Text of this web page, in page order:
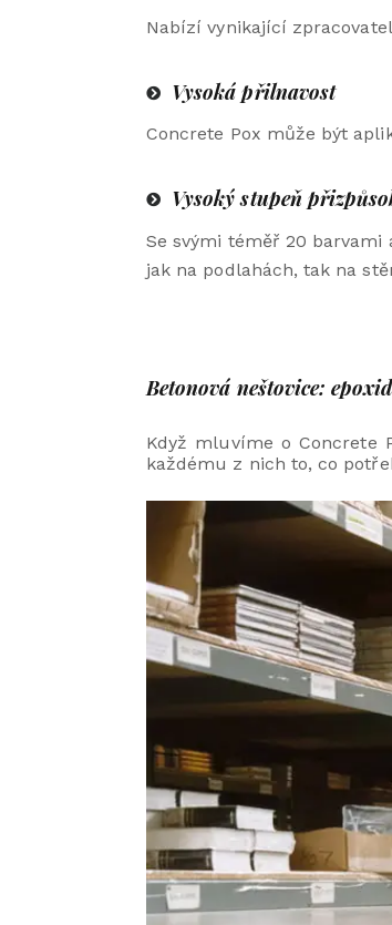
Nabízí vynikající
Vysoká přilnavost
Concrete Pox může být
Vysoký stupeň
Se svými téměř 20
jak na podlahách, tak na
Betonová neštovice:
Když mluvíme o Concrete
každému z nich to, co